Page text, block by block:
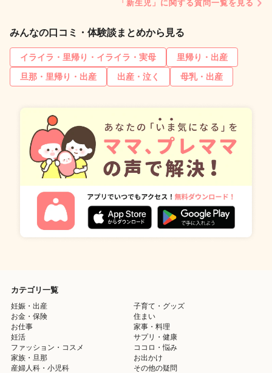
「新生児」に関する質問一覧を見る
みんなの口コミ・体験談まとめから見る
イライラ・里帰り・イライラ・実母
里帰り・出産
旦那・里帰り・出産
出産・泣く 母乳・出産
カテゴリ一覧
妊娠・出産
子育て・グッズ
お金・保険
住まい
お仕事
家事・料理
妊活
サプリ・健康
ファッション・コスメ
ココロ・悩み
家族・旦那
お出かけ
産婦人科・小児科
その他の疑問